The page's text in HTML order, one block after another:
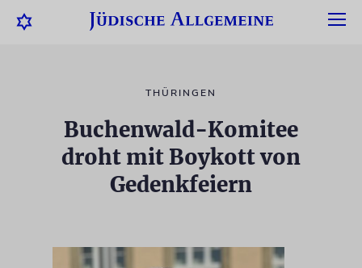
THÜRINGEN
Buchenwald-Komitee
droht mit Boykott von
Gedenkfeiern